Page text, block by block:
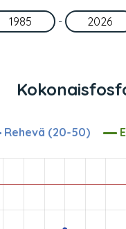
-
Rehevä (20-50)